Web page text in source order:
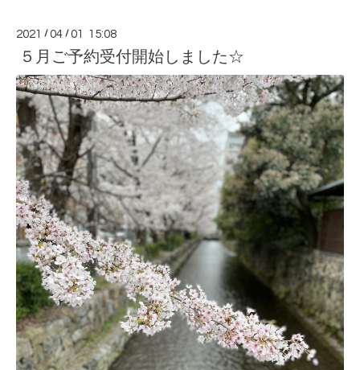
2021 /04 /01 15:08
５月ご予約受付開始しました☆